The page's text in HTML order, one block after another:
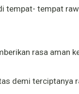
tempat- tempat
rasa aman
demi terciptanya